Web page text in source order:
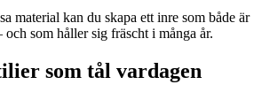
material kan du skapa ett inre som både är
som håller sig fräscht i många år.
som tål vardagen